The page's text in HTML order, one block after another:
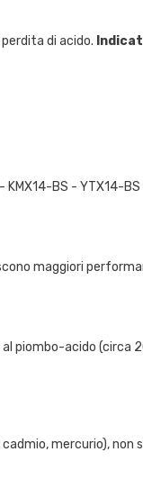
di acido.
BS - YTX14-
maggiori
piombo-acido (circa
mercurio), non